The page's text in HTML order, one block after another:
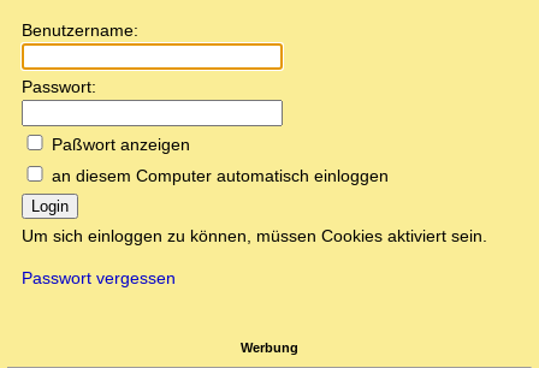
Benutzername:
Passwort:
Paßwort anzeigen
an diesem Computer automatisch einloggen
Login
Um sich einloggen zu können, müssen Cookies aktiviert sein.
Passwort vergessen
Werbung